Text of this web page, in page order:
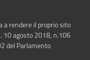
a rendere il proprio sito
10 agosto 2018, n.106
del Parlamento